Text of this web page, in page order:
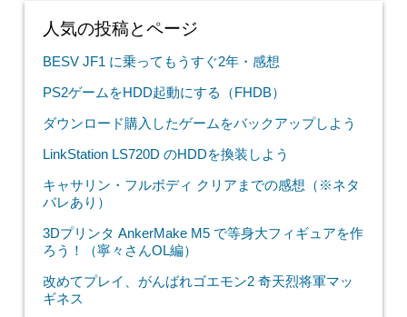
人気の投稿とページ
BESV JF1 に乗ってもうすぐ2年・感想
PS2ゲームをHDD起動にする（FHDB）
ダウンロード購入したゲームをバックアップしよう
LinkStation LS720D のHDDを換装しよう
キャサリン・フルボディ クリアまでの感想（※ネタ
バレあり）
3Dプリンタ AnkerMake M5 で等身大フィギュアを作
ろう！（寧々さんOL編）
改めてプレイ、がんばれゴエモン2 奇天烈将軍マッ
ギネス